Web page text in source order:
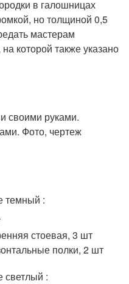
в галошницах
но толщиной 0,5
мастерам
которой также указано
темный :
стоевая, 3 шт
полки, 2 шт
светлый :